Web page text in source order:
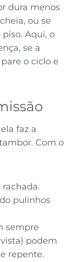
dura menos
ou se
Aqui, o
se a
o ciclo e
faz a
Com o
pulinhos
sempre
podem
repente.